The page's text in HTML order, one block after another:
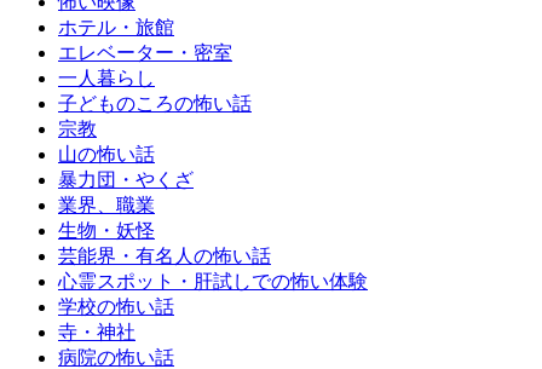
ホテル・旅館
エレベーター・密室
一人暮らし
子どものころの怖い話
宗教
山の怖い話
暴力団・やくざ
業界、職業
生物・妖怪
芸能界・有名人の怖い話
心霊スポット・肝試しでの怖い体験
学校の怖い話
寺・神社
病院の怖い話